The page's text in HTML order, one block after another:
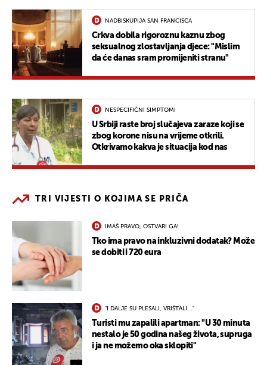
NADBISKUPIJA SAN FRANCISCA
Crkva dobila rigoroznu kaznu zbog
seksualnog zlostavljanja djece: "Mislim
da će danas sram promijeniti stranu"
NESPECIFIČNI SIMPTOMI
U Srbiji raste broj slučajeva zaraze koji se
zbog korone nisu na vrijeme otkrili.
Otkrivamo kakva je situacija kod nas
TRI VIJESTI O KOJIMA SE PRIČA
IMAŠ PRAVO, OSTVARI GA!
Tko ima pravo na inkluzivni dodatak? Može
se dobiti i 720 eura
"I DALJE SU PLESALI, VRIŠTALI..."
Turisti mu zapalili apartman: "U 30 minuta
nestalo je 50 godina našeg života, supruga
i ja ne možemo oka sklopiti"